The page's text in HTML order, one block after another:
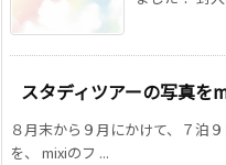
スタディツアーの写真を
８月末から９月にかけて、７泊
を、 mixiのフ ...